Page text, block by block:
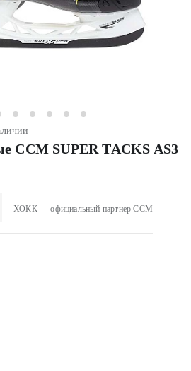
CCM SUPER TACKS AS3
ХОКК — официальный партнер CCM